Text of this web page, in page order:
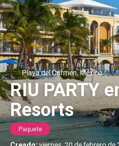
Playa del Carmen, México
RIU PARTY
Resorts
Paquete